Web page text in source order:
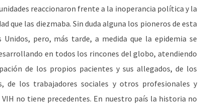
reaccionaron frente a la inoperancia política y la
que las diezmaba. Sin duda alguna los pioneros de esta
pero, más tarde, a medida que la epidemia se
en todos los rincones del globo, atendiendo
de los propios pacientes y sus allegados, de los
de los trabajadores sociales y otros profesionales y
no tiene precedentes. En nuestro país la historia no